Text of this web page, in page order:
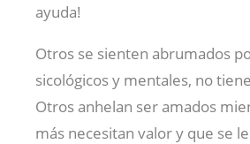
ayuda!
Otros se sienten abrumados
sicológicos y mentales, no
Otros anhelan ser amados
más necesitan valor y que se